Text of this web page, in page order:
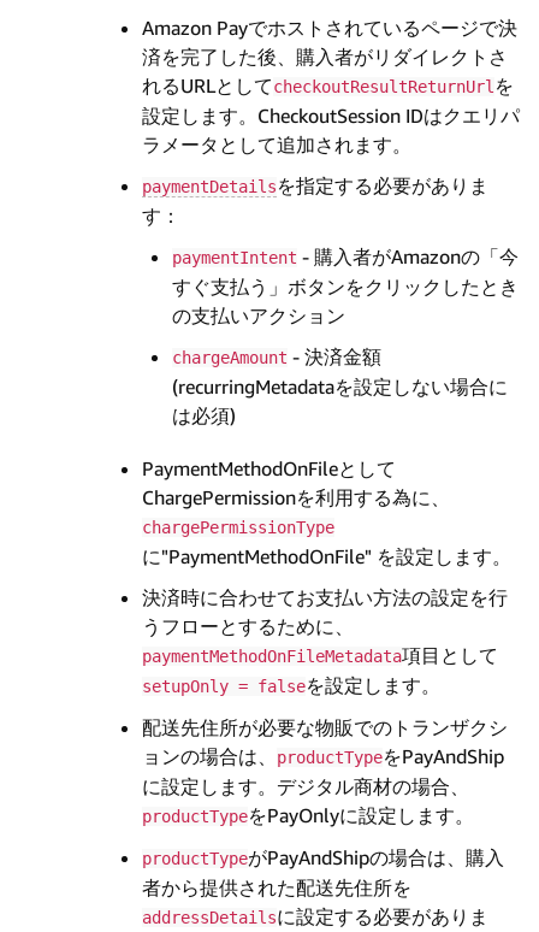
Amazon Payでホストされているページで決
済を完了した後、購入者がリダイレクトさ
れるURLとしてcheckoutResultReturnUrl を
設定します。CheckoutSession IDはクエリパ
ラメータとして追加されます。
paymentDetailsを指定する必要がありま
す：
paymentIntent - 購入者がAmazonの「今
すぐ支払う」ボタンをクリックしたとき
の支払いアクション
chargeAmount - 決済金額
(recurringMetadataを設定しない場合に
は必須)
PaymentMethodOnFileとして
ChargePermissionを利用する為に、
chargePermissionType
に"PaymentMethodOnFile" を設定します。
決済時に合わせてお支払い方法の設定を行
うフローとするために、
paymentMethodOnFileMetadata項目として
setupOnly = falseを設定します。
配送先住所が必要な物販でのトランザクシ
ョンの場合は、
productTypeをPayAndShip
に設定します。デジタル商材の場合、
productTypeをPayOnlyに設定します。
productTypeがPayAndShipの場合は、購入
者から提供された配送先住所を
addressDetailsに設定する必要がありま